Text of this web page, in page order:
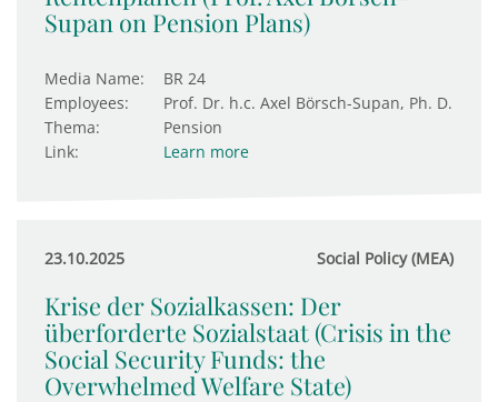
Supan on Pension Plans)
Media Name:
BR 24
Employees:
Prof. Dr. h.c. Axel Börsch-Supan, Ph. D.
Thema:
Pension
Link:
Learn more
23.10.2025 Social Policy (MEA)
Krise der Sozialkassen: Der
überforderte Sozialstaat (Crisis in the
Social Security Funds: the
Overwhelmed Welfare State)